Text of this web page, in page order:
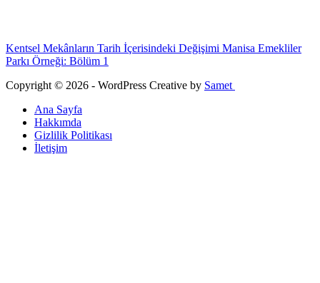
Kentsel Mekânların Tarih İçerisindeki Değişimi Manisa Emekliler
Parkı Örneği: Bölüm 1
Copyright © 2026 - WordPress Creative by Samet
Ana Sayfa
Hakkımda
Gizlilik Politikası
İletişim